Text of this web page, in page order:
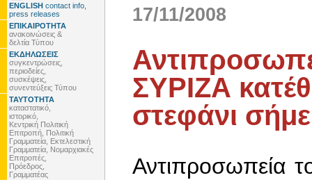
ENGLISH contact info,
press releases
ΕΠΙΚΑΙΡΟΤΗΤΑ
ανακοινώσεις &
δελτία Τύπου
ΕΚΔΗΛΩΣΕΙΣ
συγκεντρώσεις,
περιοδείες,
συσκέψεις,
συνεντεύξεις Τύπου
ΤΑΥΤΟΤΗΤΑ
καταστατικό,
ιστορικό,
Κεντρική Πολιτική
Επιτροπή, Πολιτική
Γραμματεία, Εκτελεστική
Γραμματεία, Νομαρχιακές
Επιτροπές,
Πρόεδρος,
Γραμματέας
17/11/2008
ΣΥΡΙΖΑ
στεφάνι
Αντιπροσωπεία